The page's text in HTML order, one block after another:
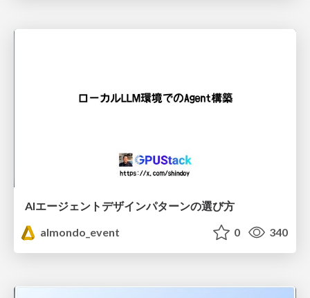
AIエージェントデザインパターンの選び方
almondo_event
0 340